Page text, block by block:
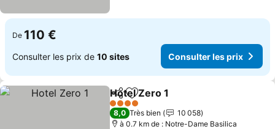
De 110 €
Consulter les prix de 10 sites Consulter les prix
PartagerAjouter à mes favoris
Hotel Zero 1
4 Étoiles
8,0 Très bien
10 058
à 0.7 km de : Notre-Dame Basilica